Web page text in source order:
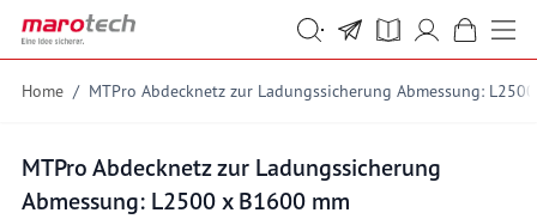
Skip to Content
Suche
Suche
Home / MTPro Abdecknetz zur Ladungssicherung Abmessung:
MTPro Abdecknetz zur Ladungssicherung
Abmessung: L2500 x B1600 mm